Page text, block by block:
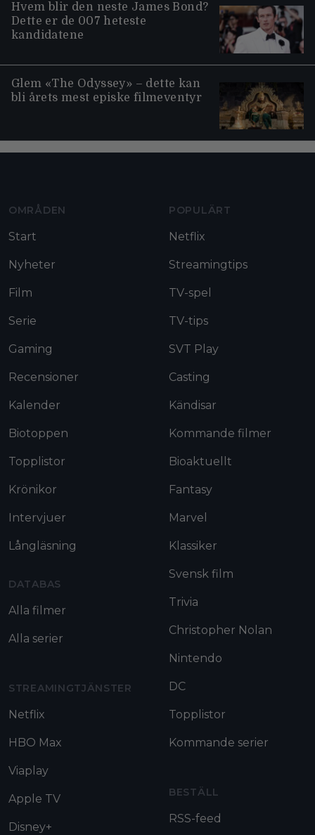
Hvem blir den neste James Bond?
Dette er de 007 heteste
kandidatene
Glem «The Odyssey» – dette kan
bli årets mest episke filmeventyr
OMRÅDEN
Start
Nyheter
Film
Serie
Gaming
Recensioner
Kalender
Biotoppen
Topplistor
Krönikor
Intervjuer
Långläsning
DATABAS
Alla filmer
Alla serier
STREAMINGTJÄNSTER
Netflix
HBO Max
Viaplay
Apple TV
Disney+
POPULÄRT
Netflix
Streamingtips
TV-spel
TV-tips
SVT Play
Casting
Kändisar
Kommande filmer
Bioaktuellt
Fantasy
Marvel
Klassiker
Svensk film
Trivia
Christopher Nolan
Nintendo
DC
Topplistor
Kommande serier
BESTÄLL
RSS-feed